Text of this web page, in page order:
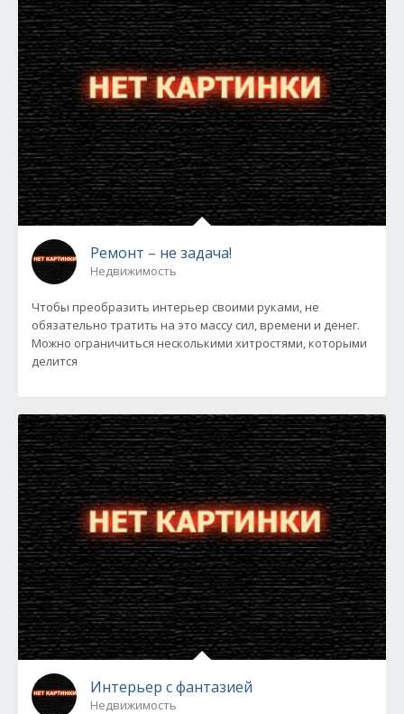
Ремонт – не задача!
Недвижимость
Чтобы преобразить интерьер своими руками, не
обязательно тратить на это массу сил, времени и денег.
Можно ограничиться несколькими хитростями, которыми
делится
Интерьер с фантазией
Недвижимость